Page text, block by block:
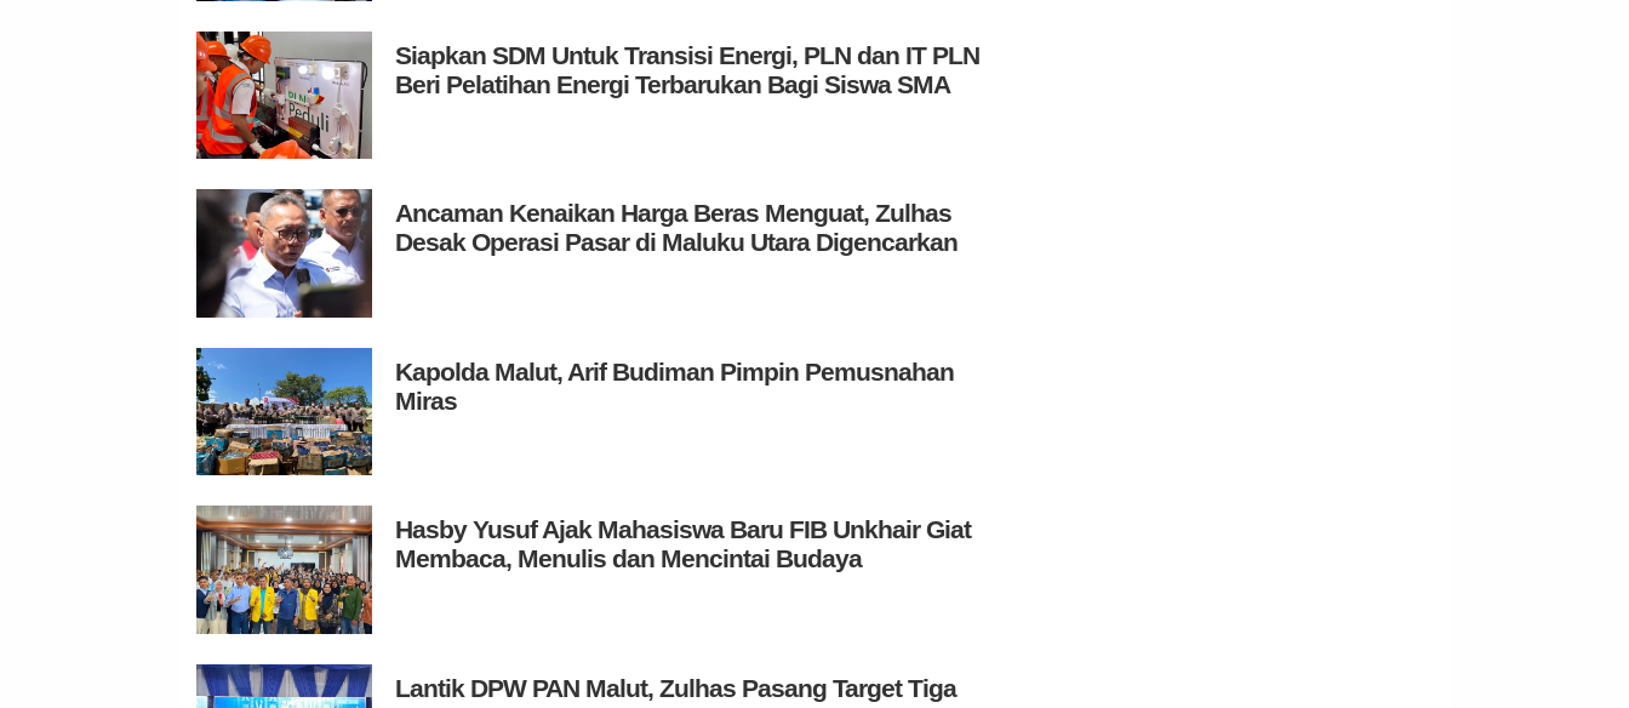
Siapkan SDM Untuk Transisi Energi, PLN dan IT PLN
Beri Pelatihan Energi Terbarukan Bagi Siswa SMA
Ancaman Kenaikan Harga Beras Menguat, Zulhas
Desak Operasi Pasar di Maluku Utara Digencarkan
Kapolda Malut, Arif Budiman Pimpin Pemusnahan
Miras
Hasby Yusuf Ajak Mahasiswa Baru FIB Unkhair Giat
Membaca, Menulis dan Mencintai Budaya
Lantik DPW PAN Malut, Zulhas Pasang Target Tiga